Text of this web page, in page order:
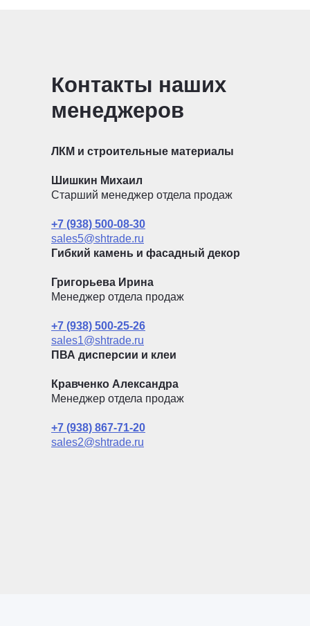
Контакты наших
менеджеров
ЛКМ и строительные материалы
Шишкин Михаил
Старший менеджер отдела продаж
+7 (938) 500-08-30
sales5@shtrade.ru
Гибкий камень и фасадный декор
Григорьева Ирина
Менеджер отдела продаж
+7 (938) 500-25-26
sales1@shtrade.ru
ПВА дисперсии и клеи
Кравченко Александра
Менеджер отдела продаж
+7 (938) 867-71-20
sales2@shtrade.ru